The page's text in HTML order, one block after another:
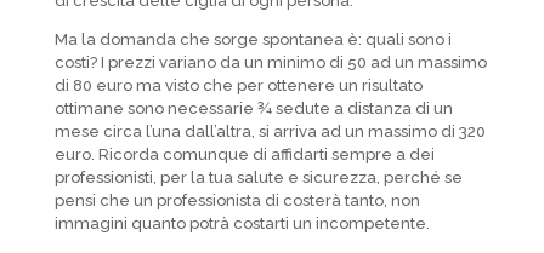
Ma la domanda che sorge spontanea è: quali sono i
costi? I prezzi variano da un minimo di 50 ad un massimo
di 80 euro ma visto che per ottenere un risultato
ottimane sono necessarie ¾ sedute a distanza di un
mese circa l’una dall’altra, si arriva ad un massimo di 320
euro. Ricorda comunque di affidarti sempre a dei
professionisti, per la tua salute e sicurezza, perché se
pensi che un professionista di costerà tanto, non
immagini quanto potrà costarti un incompetente.